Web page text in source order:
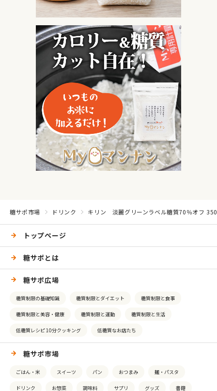
糖サポ市場 ドリンク キリン 淡麗グリーンラベル糖質70％オフ
トップページ
糖サポとは
糖サポ広場
糖質制限の基礎知識 糖質制限とダイエット 糖質制限と食事
糖質制限と美容・健康 糖質制限と運動 糖質制限と生活
低糖質レシピ 10分クッキング 低糖質なお店たち
糖サポ市場
ごはん・米 スイーツ パン おつまみ 麺・パスタ
ドリンク お惣菜 調味料 サプリ グッズ 書籍